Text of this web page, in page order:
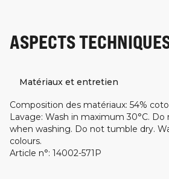
ASPECTS
Matériaux et entretien
Composition des matériaux: 54%
Lavage: Wash in maximum 30°C.
when washing. Do not tumble dry.
colours.
Article n°: 14002-571P